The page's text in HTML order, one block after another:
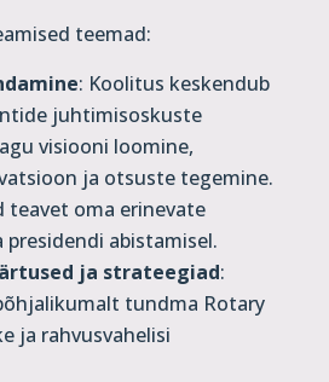
teemad:
: Koolitus keskendub
juhtimisoskuste
visiooni loomine,
ja otsuste tegemine.
teavet oma erinevate
abistamisel.
ja strateegiad:
tundma Rotary
ja rahvusvahelisi